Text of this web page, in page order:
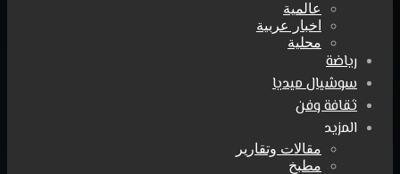
عالمية
اخبار عربية
محلية
رياضة
سوشيال ميديا
ثقافة وفن
المزيد
مقالات وتقارير
مطبخ